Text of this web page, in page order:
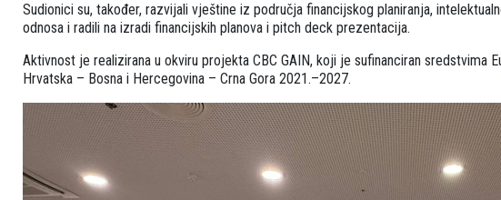
Sudionici su, također, razvijali vještine iz područja financijskog planiranja,
odnosa i radili na izradi financijskih planova i pitch deck prezentacija.
Aktivnost je realizirana u okviru projekta CBC GAIN, koji je sufinanciran sredstvima
Hrvatska – Bosna i Hercegovina – Crna Gora 2021.–2027.